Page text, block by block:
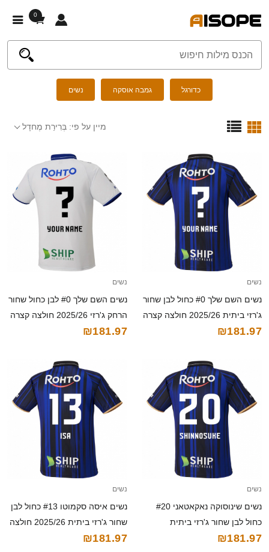
0
כדורגל גמבה אוסקה נשים
מיין על פי: בְּרִירַת מֶחדָל
נשים
נשים השם שלך #0 כחול לבן שחור
ג'רזי ביתית 2025/26 חולצה קצרה
₪181.97
נשים
נשים השם שלך #0 לבן כחול שחור
הרחק ג'רזי 2025/26 חולצה קצרה
₪181.97
נשים
נשים שינוסוקה נאקאטאני #20
כחול לבן שחור ג'רזי ביתית
2025/26 חולצה קצרה
₪181.97
נשים
נשים איסה סקמוטו #13 כחול לבן
שחור ג'רזי ביתית 2025/26 חולצה
קצרה
₪181.97